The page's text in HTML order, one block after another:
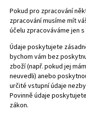
Pokud pro zpracování
zpracování musíme mít
účelu zpracováváme jen
Údaje poskytujete
bychom vám bez
zboží (např. pokud jej
neuvedli) anebo
určité vstupní údaje
Povinně údaje
zákon.